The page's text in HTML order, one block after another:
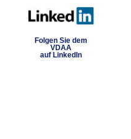
Folgen Sie dem
VDAA
auf LinkedIn